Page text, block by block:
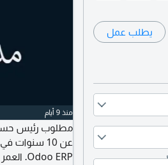
يطلب عمل
منذ 9 أيام
مطلوب رئيس
عن 10